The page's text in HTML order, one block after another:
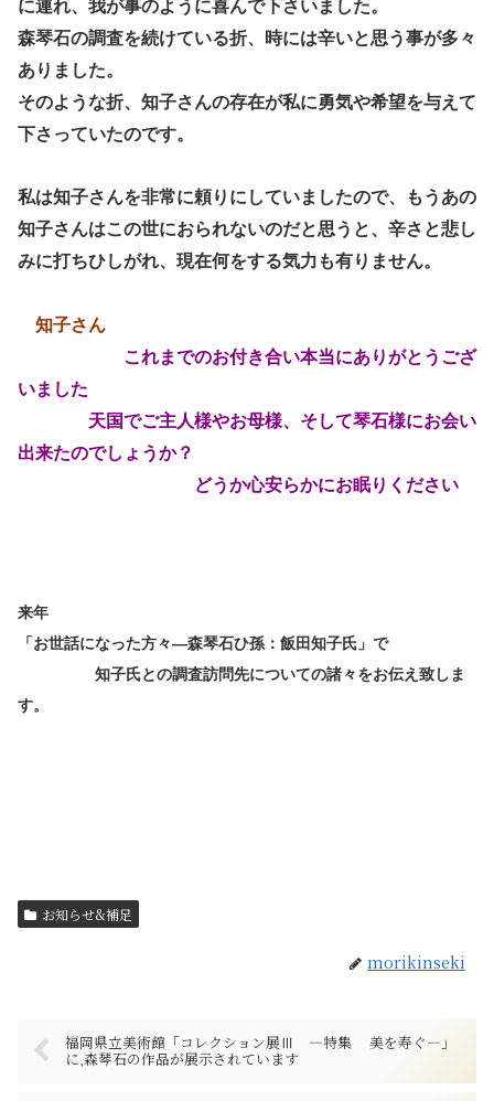
に連れ、我が事のように喜んで下さいました。
森琴石の調査を続けている折、時には辛いと思う事が多々
ありました。
そのような折、知子さんの存在が私に勇気や希望を与えて
下さっていたのです。
私は知子さんを非常に頼りにしていましたので、もうあの
知子さんはこの世におられないのだと思うと、辛さと悲し
みに打ちひしがれ、現在何をする気力も有りません。
知子さん
これまでのお付き合い本当にありがとうござ
いました
天国でご主人様やお母様、そして琴石様にお会い
出来たのでしょうか？
どうか心安らかにお眠りください
来年
「お世話になった方々―森琴石ひ孫：飯田知子氏」で
知子氏との調査訪問先についての諸々をお伝え致しま
す。
お知らせ&補足
morikinseki
福岡県立美術館「コレクション展Ⅲ ―特集 美を寿ぐ―」
に,森琴石の作品が展示されています